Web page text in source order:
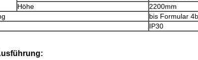
Höhe
2200mm
bis Formular 4b
IP30